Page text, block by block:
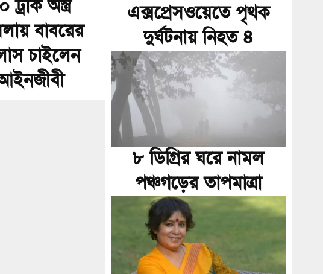
ট্রাক অস্ত্র
বাবরের
চাইলেন
এক্সপ্রেসওয়েতে পৃথক
দুর্ঘটনায় নিহত ৪
৮ ডিগ্রির ঘরে নামল
পঞ্চগড়ের তাপমাত্রা